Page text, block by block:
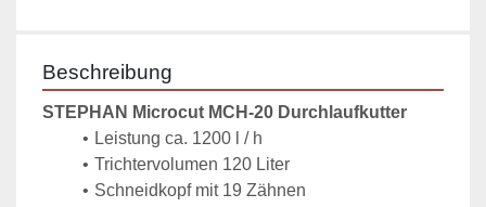
Beschreibung
STEPHAN Microcut MCH-20 Durchlaufkutter
Leistung ca. 1200 l / h
Trichtervolumen 120 Liter
Schneidkopf mit 19 Zähnen